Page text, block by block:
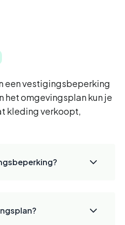
een vestigingsbeperking
het omgevingsplan kun je
kleding verkoopt,